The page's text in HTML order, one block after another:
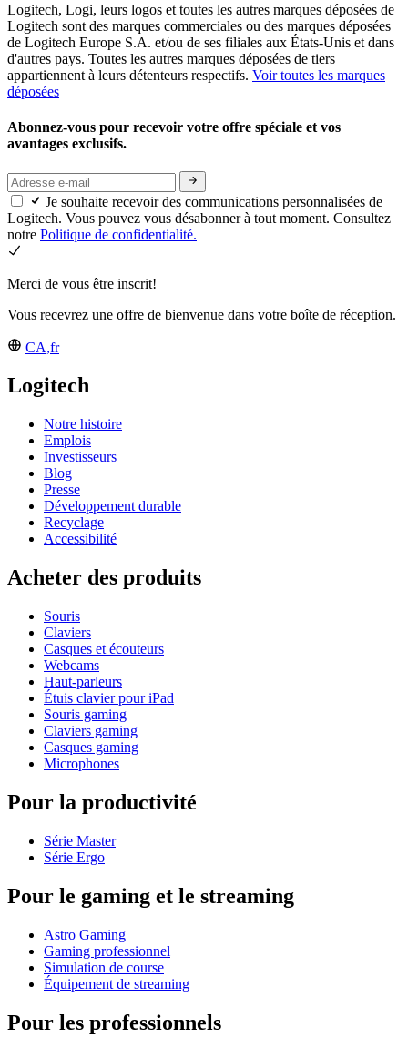
Logitech, Logi, leurs logos et toutes les autres marques déposées de
Logitech sont des marques commerciales ou des marques déposées
de Logitech Europe S.A. et/ou de ses filiales aux États-Unis et dans
d'autres pays. Toutes les autres marques déposées de tiers
appartiennent à leurs détenteurs respectifs. Voir toutes les marques
déposées
Abonnez-vous pour recevoir votre offre spéciale et vos
avantages exclusifs.
Je souhaite recevoir des communications personnalisées de
Logitech. Vous pouvez vous désabonner à tout moment. Consultez
notre Politique de confidentialité.
Merci de vous être inscrit!
Vous recevrez une offre de bienvenue dans votre boîte de réception.
CA,fr
Logitech
Notre histoire
Emplois
Investisseurs
Blog
Presse
Développement durable
Recyclage
Accessibilité
Acheter des produits
Souris
Claviers
Casques et écouteurs
Webcams
Haut-parleurs
Étuis clavier pour iPad
Souris gaming
Claviers gaming
Casques gaming
Microphones
Pour la productivité
Série Master
Série Ergo
Pour le gaming et le streaming
Astro Gaming
Gaming professionnel
Simulation de course
Équipement de streaming
Pour les professionnels